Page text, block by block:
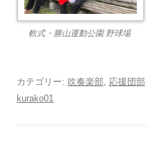
軟式・勝山運動公園 野球場
カテゴリー: 吹奏楽部 応援団部
kurako01